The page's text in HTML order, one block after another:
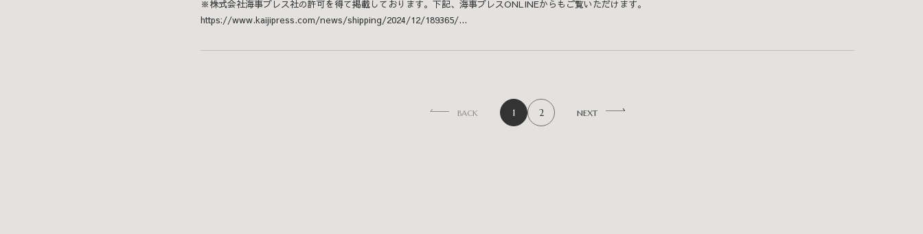
※株式会社海事プレス社の許可を得て掲載しております。下記、海事プレスONLINEからもご覧いただけます。
https://www.kaijipress.com/news/shipping/2024/12/189365/...
BACK 1 2 NEXT